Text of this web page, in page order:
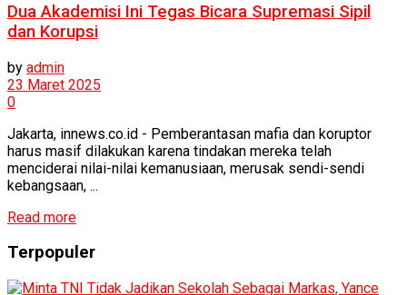
Dua Akademisi Ini Tegas Bicara Supremasi Sipil
dan Korupsi
by admin
23 Maret 2025
0
Jakarta, innews.co.id - Pemberantasan mafia dan koruptor
harus masif dilakukan karena tindakan mereka telah
menciderai nilai-nilai kemanusiaan, merusak sendi-sendi
kebangsaan, ...
Read more
Terpopuler